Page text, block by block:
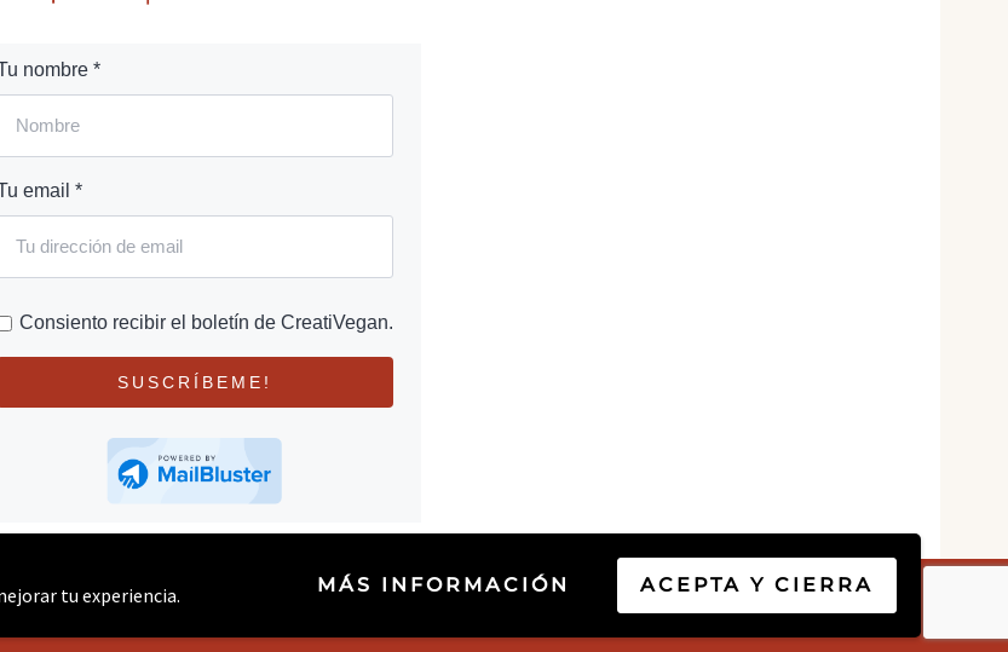
tu experiencia. MÁS INFORMACIÓN ACEPTA Y CIERRA
nombre *
email *
Consiento recibir el boletín de CreatiVegan.
SUSCRÍBEME!
© 2026 CREATIVEGAN.NET